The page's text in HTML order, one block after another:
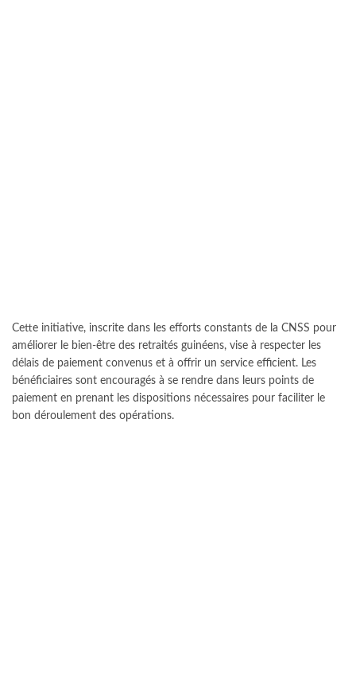
Cette initiative, inscrite dans les efforts constants de la CNSS pour
améliorer le bien-être des retraités guinéens, vise à respecter les
délais de paiement convenus et à offrir un service efficient. Les
bénéficiaires sont encouragés à se rendre dans leurs points de
paiement en prenant les dispositions nécessaires pour faciliter le
bon déroulement des opérations.